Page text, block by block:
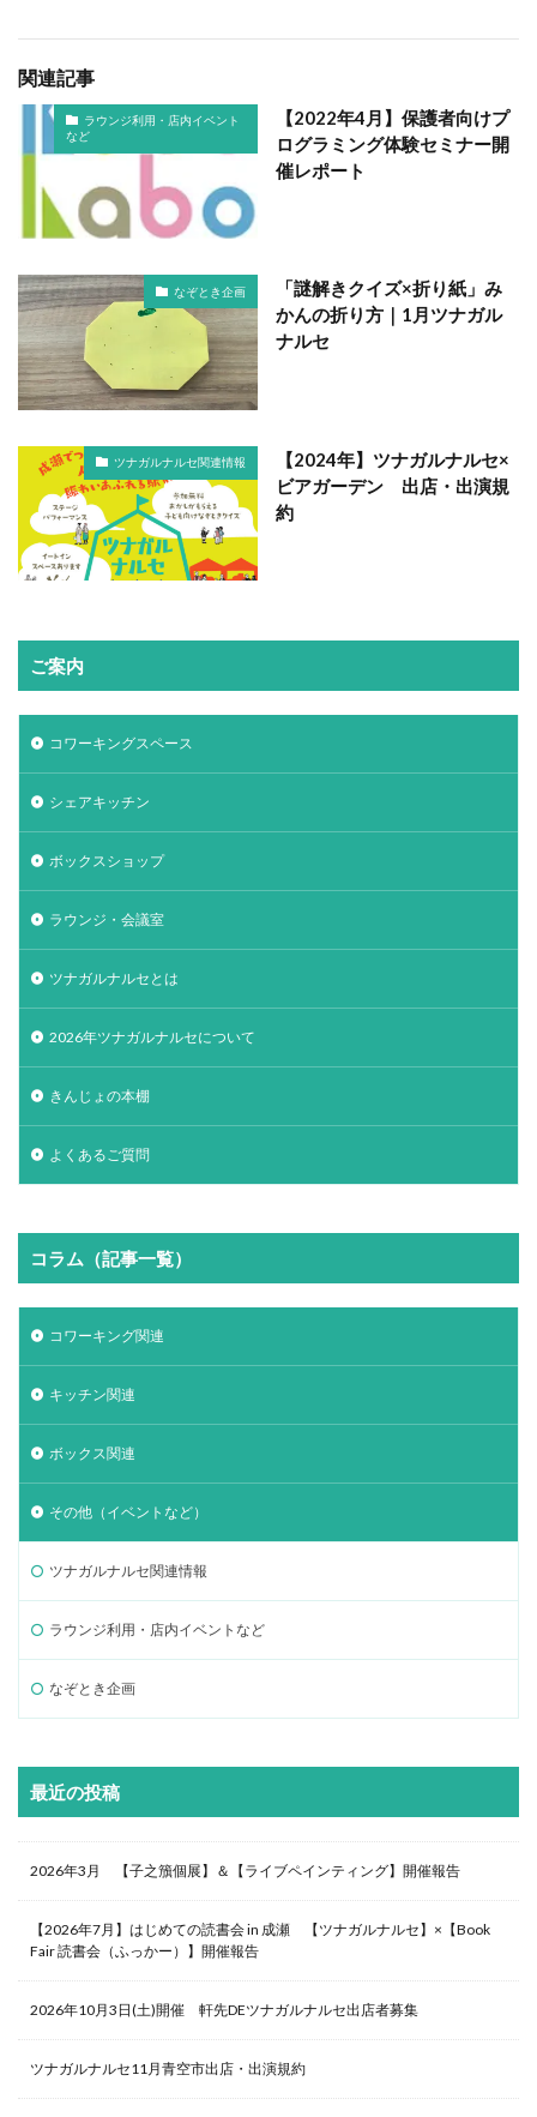
関連記事
ラウンジ利用・店内イベント
など
【2022年4月】保護者向けプ
ログラミング体験セミナー開
催レポート
なぞとき企画
「謎解きクイズ×折り紙」み
かんの折り方｜1月ツナガル
ナルセ
ツナガルナルセ関連情報
【2024年】ツナガルナルセ×
ビアガーデン 出店・出演規
約
ご案内
コワーキングスペース
シェアキッチン
ボックスショップ
ラウンジ・会議室
ツナガルナルセとは
2026年ツナガルナルセについて
きんじょの本棚
よくあるご質問
コラム（記事一覧）
コワーキング関連
キッチン関連
ボックス関連
その他（イベントなど）
ツナガルナルセ関連情報
ラウンジ利用・店内イベントなど
なぞとき企画
最近の投稿
2026年3月 【子之籏個展】＆【ライブペインティング】開催報告
【2026年7月】はじめての読書会 in 成瀬 【ツナガルナルセ】×【Book
Fair 読書会（ふっかー）】開催報告
2026年10月3日(土)開催 軒先DEツナガルナルセ出店者募集
ツナガルナルセ11月青空市出店・出演規約